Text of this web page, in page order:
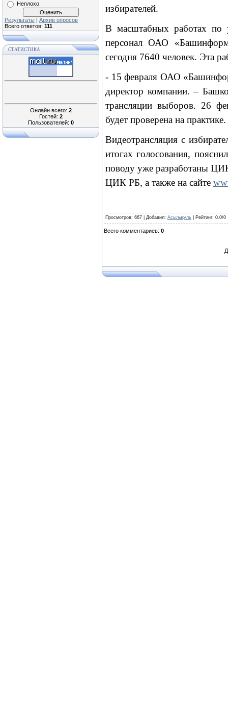
Неплохо
Результаты | Архив опросов
Всего ответов: 111
СТАТИСТИКА
Онлайн всего: 2
Гостей: 2
Пользователей: 0
избирателей.
В масштабных работах по
персонал ОАО
сегодня 7640 человек. Эта
- 15 февраля ОАО
директор компании. –
трансляции выборов. 26
будет проверена на практике.
Видеотрансляция с
итогах голосования,
поводу уже разработаны
ЦИК РБ, а также на сайте
Просмотров: 667 | Добавил: Асылыкуль Рейтинг: 0.0/0
Всего комментариев: 0